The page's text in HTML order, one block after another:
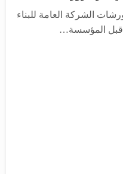
الشركة العامة للبناء
قبل المؤسسة…